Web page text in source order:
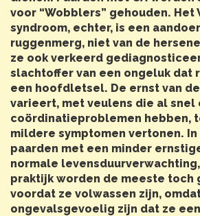
voor “Wobblers” gehouden. Het
syndroom, echter, is een
ruggenmerg, niet van de
ze ook verkeerd
slachtoffer van een ongeluk dat
een hoofdletsel. De ernst van
varieert, met veulens die al snel
coördinatieproblemen hebben,
mildere symptomen vertonen.
paarden met een minder
normale
praktijk worden de meeste toch
voordat ze volwassen zijn,
ongevalsgevoelig zijn dat ze